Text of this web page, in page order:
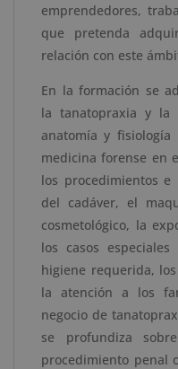
Apostillaemprendedores,
que pretenda
relación con este
En la formación se
la tanatopraxia y la
anatomía y
medicina forense en
los procedimientos
del cadáver, el
cosmetológico, la
los casos
higiene requerida,
la atención a los
negocio de
se profundiza
procedimiento penal